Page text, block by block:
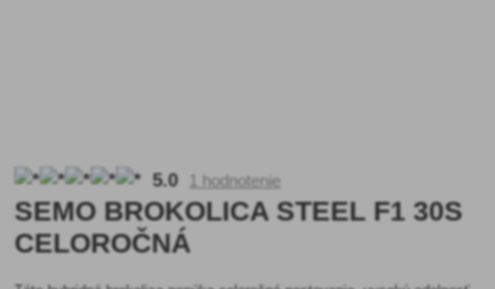
5.0 1 hodnotenie
SEMO BROKOLICA STEEL F1 30S
CELOROČNÁ